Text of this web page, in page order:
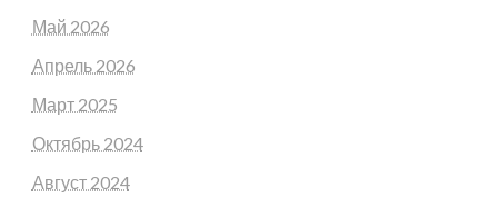
Май 2026
Апрель 2026
Март 2025
Октябрь 2024
Август 2024